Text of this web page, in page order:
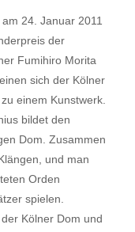
24. Januar 2011
der
Fumihiro Morita
sich der Kölner
einem Kunstwerk.
bildet den
Dom. Zusammen
und man
Orden
spielen.
Kölner Dom und